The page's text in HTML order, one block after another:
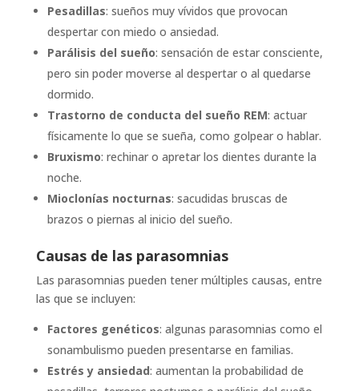
Pesadillas: sueños muy vívidos que provocan
despertar con miedo o ansiedad.
Parálisis del sueño: sensación de estar consciente,
pero sin poder moverse al despertar o al quedarse
dormido.
Trastorno de conducta del sueño REM: actuar
físicamente lo que se sueña, como golpear o hablar.
Bruxismo: rechinar o apretar los dientes durante la
noche.
Mioclonías nocturnas: sacudidas bruscas de
brazos o piernas al inicio del sueño.
Causas de las parasomnias
Las parasomnias pueden tener múltiples causas, entre
las que se incluyen:
Factores genéticos: algunas parasomnias como el
sonambulismo pueden presentarse en familias.
Estrés y ansiedad: aumentan la probabilidad de